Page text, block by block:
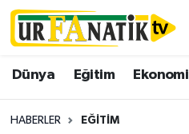
Dünya Eğitim Ekonomi
HABERLER EĞITIM
Trafik Durumu